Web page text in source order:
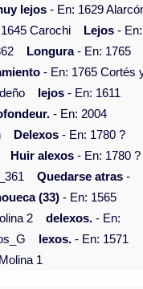
lejos - En: 1629
Carochi Lejos - En:
Longura- En: 1765
- En: 1765 Cortés
lejos - En: 1611
- En: 2004
Delexos - En: 1780 ?
Huir alexos - En: 1780 ?
Quedarse atras -
(33) - En: 1565
2 delexos. - En:
lexos. - En: 1571
1